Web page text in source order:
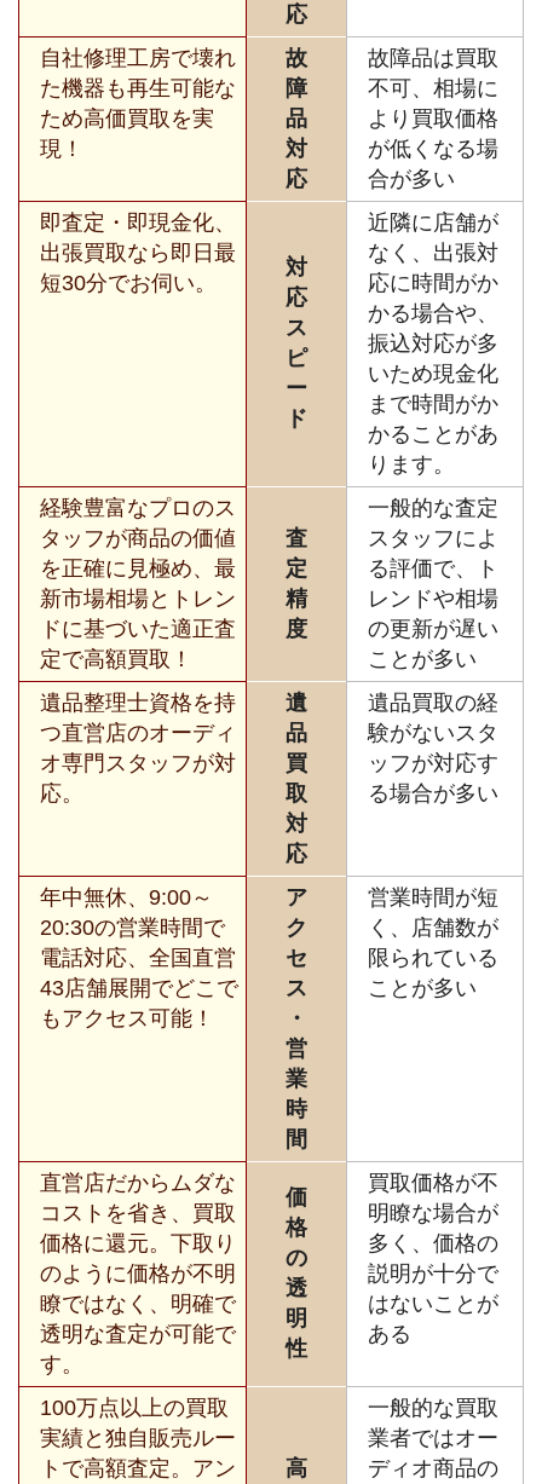
応
自社修理工房で壊れ
た機器も再生可能な
ため高価買取を実
現！
故
障
品
対
応
故障品は買取
不可、相場に
より買取価格
が低くなる場
合が多い
即査定・即現金化、
出張買取なら即日最
短30分でお伺い。
対
応
ス
ピ
ー
ド
近隣に店舗が
なく、出張対
応に時間がか
かる場合や、
振込対応が多
いため現金化
まで時間がか
かることがあ
ります。
経験豊富なプロのス
タッフが商品の価値
を正確に見極め、最
新市場相場とトレン
ドに基づいた適正査
定で高額買取！
査
定
精
度
一般的な査定
スタッフによ
る評価で、ト
レンドや相場
の更新が遅い
ことが多い
遺品整理士資格を持
つ直営店のオーディ
オ専門スタッフが対
応。
遺
品
買
取
対
応
遺品買取の経
験がないスタ
ッフが対応す
る場合が多い
年中無休、9:00～
20:30の営業時間で
電話対応、全国直営
43店舗展開でどこで
もアクセス可能！
ア
ク
セ
ス
・
営
業
時
間
営業時間が短
く、店舗数が
限られている
ことが多い
直営店だからムダな
コストを省き、買取
価格に還元。下取り
のように価格が不明
瞭ではなく、明確で
透明な査定が可能で
す。
価
格
の
透
明
性
買取価格が不
明瞭な場合が
多く、価格の
説明が十分で
はないことが
ある
100万点以上の買取
実績と独自販売ルー
トで高額査定。アン
高
一般的な買取
業者ではオー
ディオ商品の